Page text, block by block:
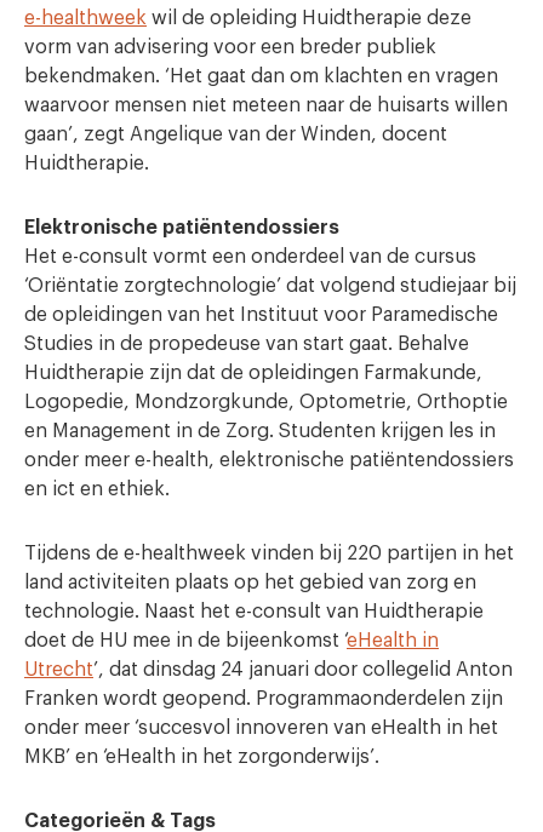
e-healthweek wil de opleiding Huidtherapie deze
vorm van advisering voor een breder publiek
bekendmaken. ‘Het gaat dan om klachten en vragen
waarvoor mensen niet meteen naar de huisarts willen
gaan’, zegt Angelique van der Winden, docent
Huidtherapie.
Elektronische patiëntendossiers
Het e-consult vormt een onderdeel van de cursus
‘Oriëntatie zorgtechnologie’ dat volgend studiejaar bij
de opleidingen van het Instituut voor Paramedische
Studies in de propedeuse van start gaat. Behalve
Huidtherapie zijn dat de opleidingen Farmakunde,
Logopedie, Mondzorgkunde, Optometrie, Orthoptie
en Management in de Zorg. Studenten krijgen les in
onder meer e-health, elektronische patiëntendossiers
en ict en ethiek.
Tijdens de e-healthweek vinden bij 220 partijen in het
land activiteiten plaats op het gebied van zorg en
technologie. Naast het e-consult van Huidtherapie
doet de HU mee in de bijeenkomst ‘eHealth in
Utrecht’, dat dinsdag 24 januari door collegelid Anton
Franken wordt geopend. Programmaonderdelen zijn
onder meer ‘succesvol innoveren van eHealth in het
MKB’ en ‘eHealth in het zorgonderwijs’.
Categorieën & Tags